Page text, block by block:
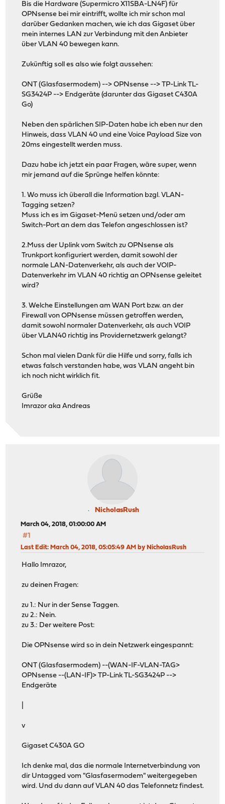
Bis die Hardware (Supermicro X11SBA-LN4F) für
OPNsense bei mir eintrifft, wollte ich mir schon mal
darüber Gedanken machen, wie ich das Gigaset über
mein internes LAN zur Verbindung mit den Anbieter
über VLAN 40 bewegen kann.
Zukünftig soll es also wie folgt aussehen:
ONT (Glasfasermodem) --> OPNsense --> TP-Link TL-
SG3424P --> Endgeräte (darunter das Gigaset C430A
Go)
Neben den spärlichen SIP-Daten habe ich eben nur den
Hinweis, dass VLAN 40 und eine Voice Payload Size von
20ms eingestellt werden muss.
Dazu habe ich jetzt ein paar Fragen, wäre super, wenn
mir jemand auf die Sprünge helfen könnte:
1. Wo muss ich überall die Information bzgl. VLAN-
Tagging setzen?
Muss ich es im Gigaset-Menü setzen und/oder am
Switch-Port an dem das Telefon angeschlossen ist?
2.Muss der Uplink vom Switch zu OPNsense als
Trunkport konfiguriert werden, damit sowohl der
normale LAN-Datenverkehr, als auch der VOIP-
Datenverkehr im VLAN 40 richtig an OPNsense geleitet
wird?
3. Welche Einstellungen am WAN Port bzw. an der
Firewall von OPNsense müssen getroffen werden,
damit sowohl normaler Datenverkehr, als auch VOIP
über VLAN40 richtig ins Providernetzwerk gelangt?
Schon mal vielen Dank für die Hilfe und sorry, falls ich
etwas falsch verstanden habe, was VLAN angeht bin
ich noch nicht wirklich fit.
Grüße
Imrazor aka Andreas
NicholasRush
March 04, 2018, 01:00:00 AM
#1
Last Edit: March 04, 2018, 05:05:49 AM by NicholasRush
Hallo Imrazor,
zu deinen Fragen:
zu 1.: Nur in der Sense Taggen.
zu 2.: Nein.
zu 3.: Der weitere Post:
Die OPNsense wird so in dein Netzwerk eingespannt:
ONT (Glasfasermodem) --(WAN-IF-VLAN-TAG>
OPNsense --(LAN-IF)> TP-Link TL-SG3424P -->
Endgeräte
v
Gigaset C430A GO
Ich denke mal, das die normale Internetverbindung von
dir Untagged vom "Glasfasermodem" weitergegeben
wird. Und du dann auf VLAN 40 das Telefonnetz findest.